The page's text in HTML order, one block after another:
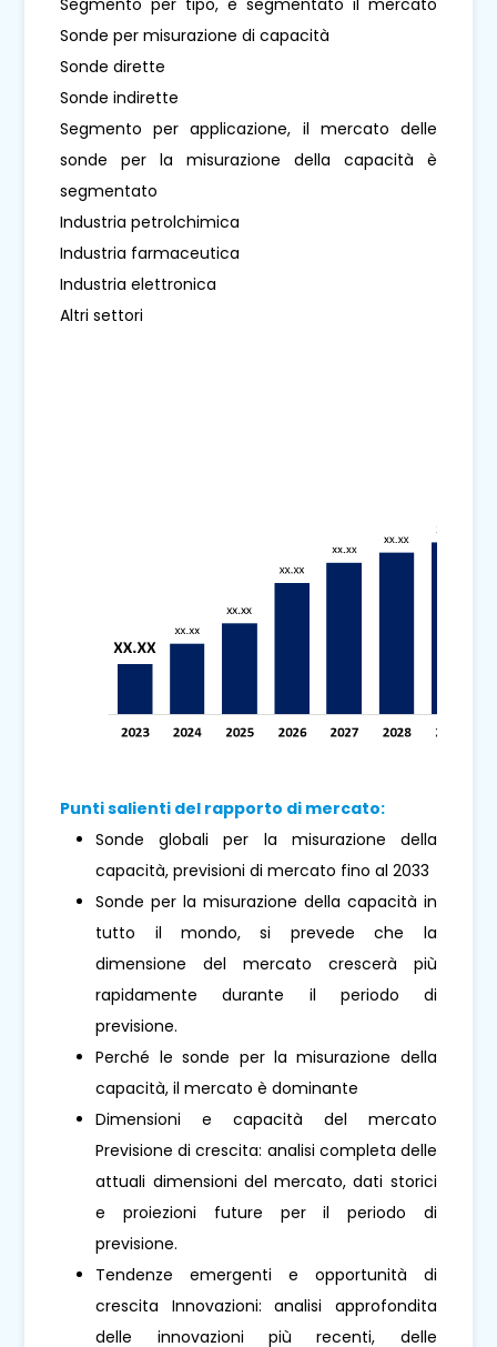
Sonde per misurazione di capacità
Sonde dirette
Sonde indirette
Segmento per applicazione, il mercato delle
sonde per la misurazione della capacità è
segmentato
Industria petrolchimica
Industria farmaceutica
Industria elettronica
Altri settori
Punti salienti del rapporto di mercato:
Sonde globali per la misurazione della
capacità, previsioni di mercato fino al 2033
Sonde per la misurazione della capacità in
tutto il mondo, si prevede che la
dimensione del mercato crescerà più
rapidamente durante il periodo di
previsione.
Perché le sonde per la misurazione della
capacità, il mercato è dominante
Dimensioni e capacità del mercato
Previsione di crescita: analisi completa delle
attuali dimensioni del mercato, dati storici
e proiezioni future per il periodo di
previsione.
Tendenze emergenti e opportunità di
crescita Innovazioni: analisi approfondita
delle innovazioni più recenti, delle